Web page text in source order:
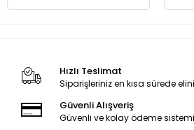
Hızlı Teslimat
Siparişleriniz en kısa sürede
Güvenli Alışveriş
Güvenli ve kolay ödeme sistemi